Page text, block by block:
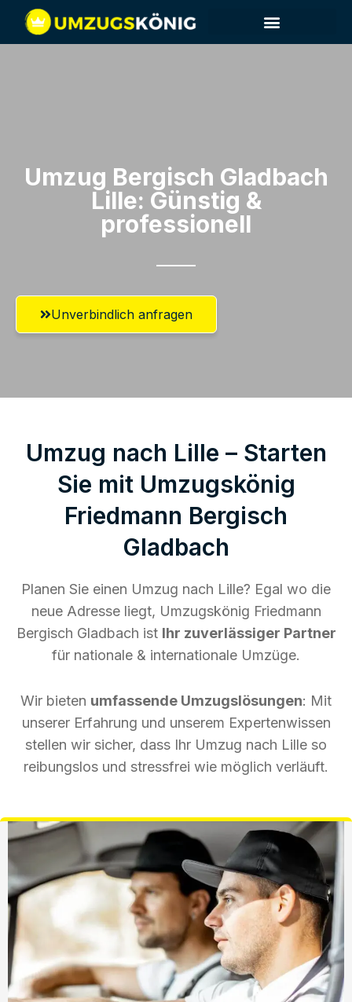
Umzug Bergisch Gladbach​
Lille: Günstig &
professionell​
Unverbindlich anfragen
Umzug nach Lille – Starten
Sie mit Umzugskönig
Friedmann Bergisch
Gladbach
Planen Sie einen Umzug nach Lille? Egal wo die
neue Adresse liegt, Umzugskönig Friedmann
Bergisch Gladbach ist Ihr zuverlässiger Partner
für nationale & internationale Umzüge.
Wir bieten umfassende Umzugslösungen: Mit
unserer Erfahrung und unserem Expertenwissen
stellen wir sicher, dass Ihr Umzug nach Lille so
reibungslos und stressfrei wie möglich verläuft.